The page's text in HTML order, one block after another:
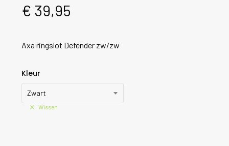
€ 39,95
Axa ringslot Defender zw/zw
Kleur
Zwart
Wissen